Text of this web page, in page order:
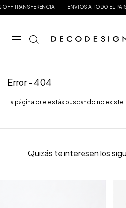
TRANSFERENCIA ENVIOS A TODO EL PAIS
Error - 404
La página que estás buscando no existe.
Quizás te interesen los